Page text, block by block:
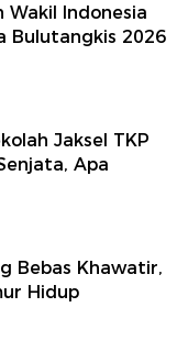
Indonesia
Bulutangkis 2026
Jaksel TKP
Apa
Bebas Khawatir,
Hidup